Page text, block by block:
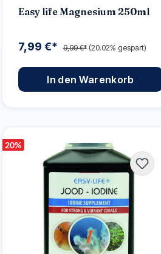
Easy life Magnesium 250ml
7,99 €* 9,99 €* (20.02% gespart)
In den Warenkorb
20%